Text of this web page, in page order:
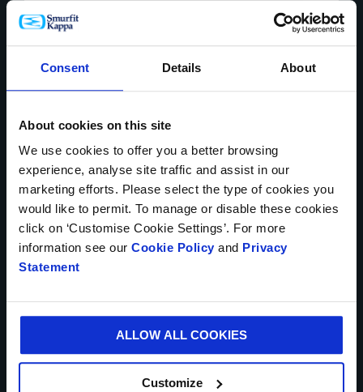
Consent Details About
About cookies on this site
We use cookies to offer you a better browsing
experience, analyse site traffic and assist in our
marketing efforts. Please select the type of cookies you
would like to permit. To manage or disable these cookies
click on ‘Customise Cookie Settings’. For more
information see our Cookie Policy and Privacy
Statement
ALLOW ALL COOKIES
Customize
VOTRE E-MAIL*